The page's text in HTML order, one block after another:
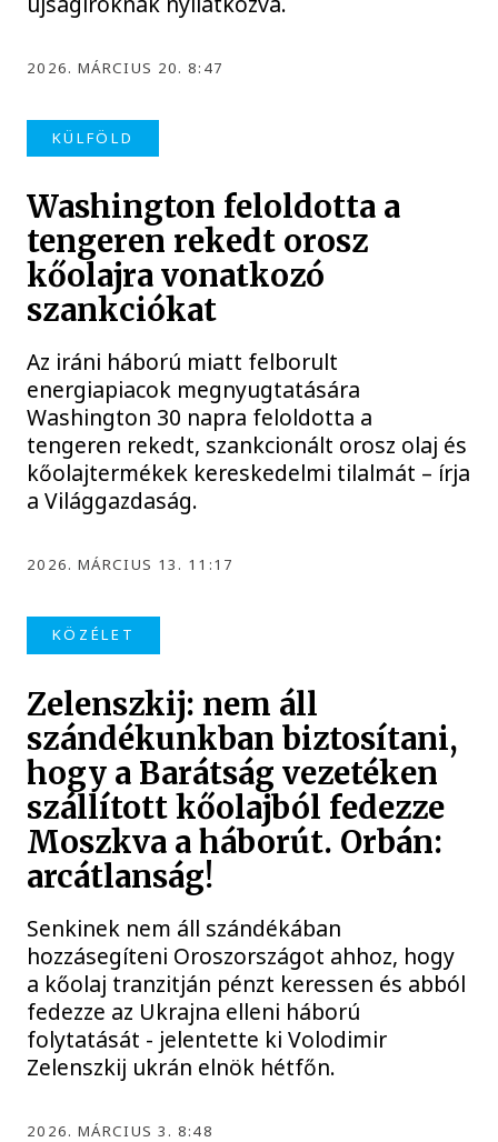
2026. MÁRCIUS 20. 8:47
KÜLFÖLD
Washington feloldotta a
tengeren rekedt orosz
kőolajra vonatkozó
szankciókat
Az iráni háború miatt felborult
energiapiacok megnyugtatására
Washington 30 napra feloldotta a
tengeren rekedt, szankcionált orosz olaj és
kőolajtermékek kereskedelmi tilalmát – írja
a Világgazdaság.
2026. MÁRCIUS 13. 11:17
KÖZÉLET
Zelenszkij: nem áll
szándékunkban biztosítani,
hogy a Barátság vezetéken
szállított kőolajból fedezze
Moszkva a háborút. Orbán:
arcátlanság!
Senkinek nem áll szándékában
hozzásegíteni Oroszországot ahhoz, hogy
a kőolaj tranzitján pénzt keressen és abból
fedezze az Ukrajna elleni háború
folytatását - jelentette ki Volodimir
Zelenszkij ukrán elnök hétfőn.
2026. MÁRCIUS 3. 8:48